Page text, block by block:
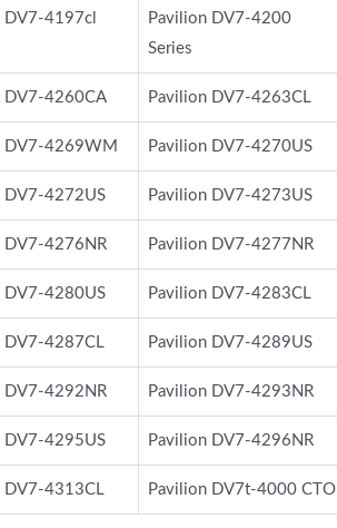
DV7-4197cl
Pavilion DV7-4200
Series
DV7-4260CA Pavilion DV7-4263CL
DV7-4269WM Pavilion DV7-4270US
DV7-4272US Pavilion DV7-4273US
DV7-4276NR Pavilion DV7-4277NR
DV7-4280US Pavilion DV7-4283CL
DV7-4287CL Pavilion DV7-4289US
DV7-4292NR Pavilion DV7-4293NR
DV7-4295US Pavilion DV7-4296NR
DV7-4313CL Pavilion DV7t-4000 CTO